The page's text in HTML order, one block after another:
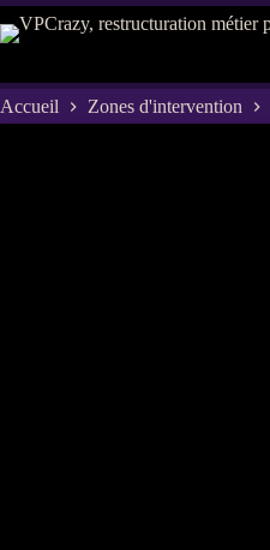
Passer
au
Accueil
Zones d'intervention